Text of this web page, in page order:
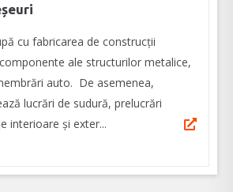
cu fabricarea de construcții
ale structurilor metalice,
auto. De asemenea,
lucrări de sudură, prelucrări
interioare și exter...